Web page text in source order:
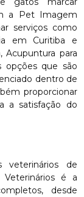
a Pet Imagem
serviços como
em Curitiba e
Acupuntura para
opções que são
dentro de
proporcionar
a satisfação do
veterinários de
é a
desde